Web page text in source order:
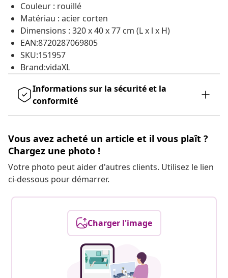
Couleur : rouillé
Matériau : acier corten
Dimensions : 320 x 40 x 77 cm (L x l x H)
EAN:8720287069805
SKU:151957
Brand:vidaXL
Informations sur la sécurité et la
conformité
Vous avez acheté un article et il vous plaît ?
Chargez une photo !
Votre photo peut aider d'autres clients. Utilisez le lien
ci-dessous pour démarrer.
Charger l'image